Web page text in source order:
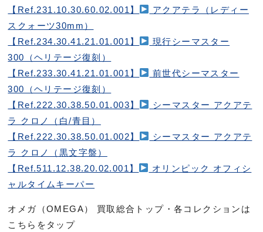
【Ref.231.10.30.60.02.001】
アクアテラ（レディー
スクォーツ30mm）
【Ref.234.30.41.21.01.001】
現行シーマスター
300（ヘリテージ復刻）
【Ref.233.30.41.21.01.001】
前世代シーマスター
300（ヘリテージ復刻）
【Ref.222.30.38.50.01.003】
シーマスター アクアテ
ラ クロノ（白/青目）
【Ref.222.30.38.50.01.002】
シーマスター アクアテ
ラ クロノ（黒文字盤）
【Ref.511.12.38.20.02.001】
オリンピック オフィシ
ャルタイムキーパー
オメガ（OMEGA） 買取総合トップ・各コレクションは
こちらをタップ